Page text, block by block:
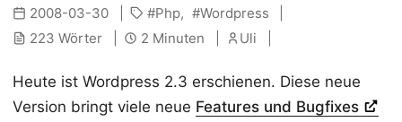
2008-03-30 Php
Wordpress
223 Wörter
2 Minuten Uli
Heute ist Wordpress 2.3 erschienen. Diese neue
Version bringt viele neue Features und Bugfixes